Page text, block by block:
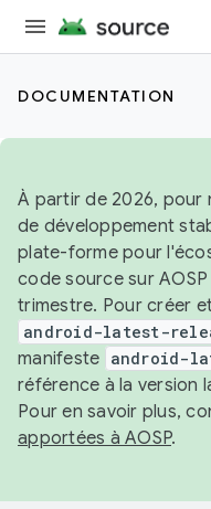
DOCUMENTATION
À partir de 2026, pour
de développement
plate-forme pour
code source sur
trimestre. Pour créer
android-latest-
manifeste android-
référence à la version
Pour en savoir plus,
apportées à AOSP.